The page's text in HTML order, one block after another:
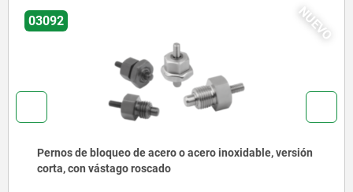
NUEVO
03096
Pernos de bloqueo de acero o acero inoxidable sin
collar con anilla de tracción de acero inoxidable